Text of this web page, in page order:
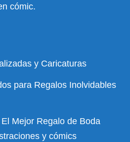
cómic.
y Caricaturas
para Regalos Inolvidables
Mejor Regalo de Boda
y cómics